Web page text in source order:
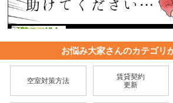
お悩み大家さんのカテゴリ
空室対策方法
賃貸契約
更新